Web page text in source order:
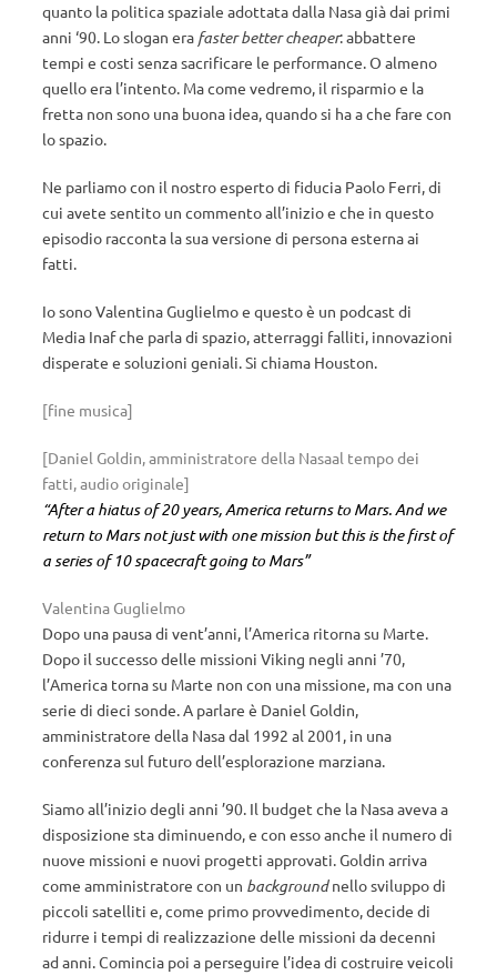
quanto la politica spaziale adottata dalla Nasa già dai primi
anni ‘90. Lo slogan era faster better cheaper: abbattere
tempi e costi senza sacrificare le performance. O almeno
quello era l’intento. Ma come vedremo, il risparmio e la
fretta non sono una buona idea, quando si ha a che fare con
lo spazio.
Ne parliamo con il nostro esperto di fiducia Paolo Ferri, di
cui avete sentito un commento all’inizio e che in questo
episodio racconta la sua versione di persona esterna ai
fatti.
Io sono Valentina Guglielmo e questo è un podcast di
Media Inaf che parla di spazio, atterraggi falliti, innovazioni
disperate e soluzioni geniali. Si chiama Houston.
[fine musica]
[Daniel Goldin, amministratore della Nasaal tempo dei
fatti, audio originale]
“After a hiatus of 20 years, America returns to Mars. And we
return to Mars not just with one mission but this is the first of
a series of 10 spacecraft going to Mars”
Valentina Guglielmo
Dopo una pausa di vent’anni, l’America ritorna su Marte.
Dopo il successo delle missioni Viking negli anni ’70,
l’America torna su Marte non con una missione, ma con una
serie di dieci sonde. A parlare è Daniel Goldin,
amministratore della Nasa dal 1992 al 2001, in una
conferenza sul futuro dell’esplorazione marziana.
Siamo all’inizio degli anni ’90. Il budget che la Nasa aveva a
disposizione sta diminuendo, e con esso anche il numero di
nuove missioni e nuovi progetti approvati. Goldin arriva
come amministratore con un backgroundnello sviluppo di
piccoli satelliti e, come primo provvedimento, decide di
ridurre i tempi di realizzazione delle missioni da decenni
ad anni. Comincia poi a perseguire l’idea di costruire veicoli